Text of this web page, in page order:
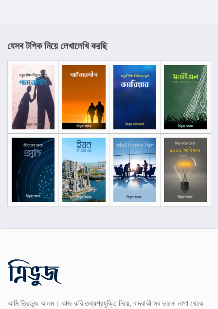
যেসব টপিক নিয়ে লেখালেখি করছি
আমি ত্রিভুজ আলম। কাজ করি তথ্যপ্রযুক্তি নিয়ে, বাদবাকী সব ভালো লাগা থেকে